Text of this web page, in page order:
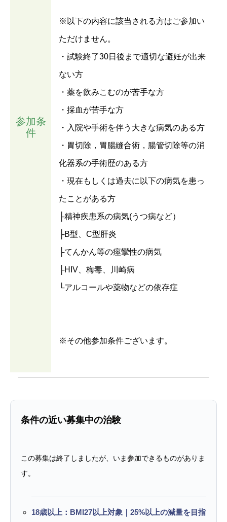
参加条
件
※以下の内容に該当される方はご参加い
ただけません。
・試験終了30日後まで適切な避妊が出来
ない方
・薬を飲みこむのが苦手な方
・採血が苦手な方
・入院や手術を伴う大きな病気のある方
・胃切除，胃腸縫合術，腸管切除等の消
化器系の手術歴のある方
・現在もしくは過去に以下の病気を患っ
たことがある方
├精神疾患系の病気(うつ病など）
├B型、C型肝炎
├てんかん等の痙攣性の病気
├HIV、梅毒、川崎病
└アルコールや薬物などの依存症
※その他参加条件ございます。
条件の近い募集中の治験
この募集は終了しましたが、いま参加できるものがありま
す。
18歳以上：BMI27以上対象｜25%以上の減量を目指